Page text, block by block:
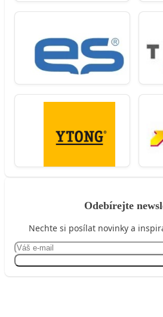
Odebírejte
Nechte si posílat novinky a